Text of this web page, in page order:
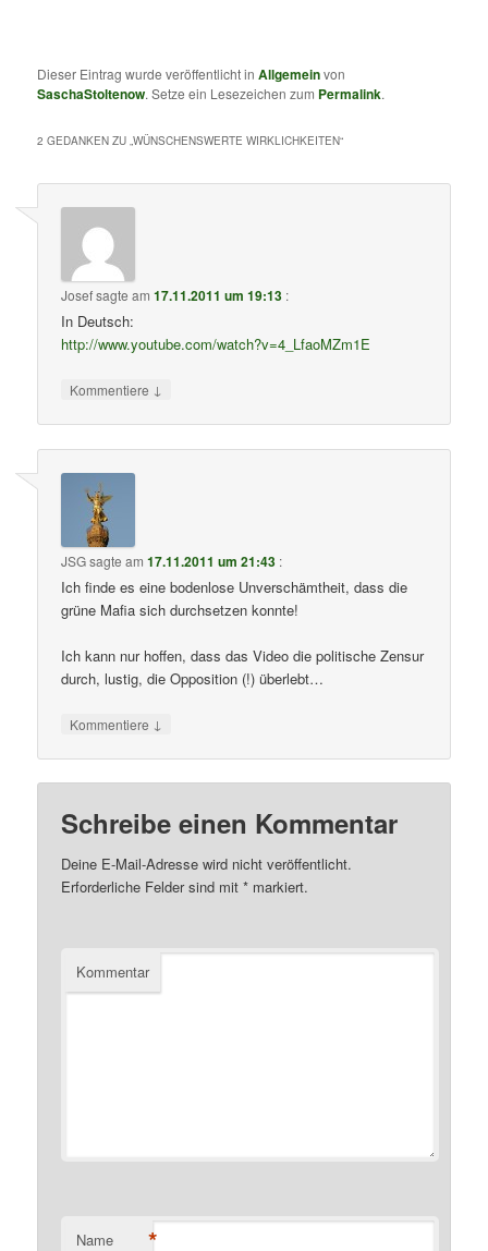
Dieser Eintrag wurde veröffentlicht inAllgemeinvon
SaschaStoltenow. Setze ein Lesezeichen zum Permalink.
2 GEDANKEN ZU „WÜNSCHENSWERTE WIRKLICHKEITEN“
Josefsagte am17.11.2011 um 19:13 :
In Deutsch:
http://www.youtube.com/watch?v=4_LfaoMZm1E
Kommentiere ↓
JSGsagte am17.11.2011 um 21:43 :
Ich finde es eine bodenlose Unverschämtheit, dass die
grüne Mafia sich durchsetzen konnte!
Ich kann nur hoffen, dass das Video die politische Zensur
durch, lustig, die Opposition (!) überlebt…
Kommentiere ↓
Schreibe einen Kommentar
Deine E-Mail-Adresse wird nicht veröffentlicht.
Erforderliche Felder sind mit* markiert.
Kommentar
Name *